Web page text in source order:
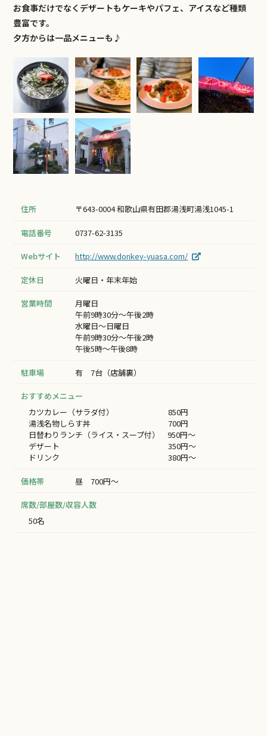
お食事だけでなくデザートもケーキやパフェ、アイスなど種類
豊富です。
夕方からは一品メニューも♪
住所 〒643-0004 和歌山県有田郡湯浅町湯浅1045-1
電話番号 0737-62-3135
Webサイト http://www.donkey-yuasa.com/
定休日 火曜日・年末年始
営業時間
月曜日
午前9時30分～午後2時
水曜日～日曜日
午前9時30分～午後2時
午後5時～午後8時
駐車場 有 7台（店舗裏）
おすすめメニュー
カツカレー（サラダ付） 850円
湯浅名物しらす丼 700円
日替わりランチ（ライス・スープ付） 950円～
デザート 350円～
ドリンク 380円～
価格帯 昼 700円～
席数/部屋数/収容人数
50名